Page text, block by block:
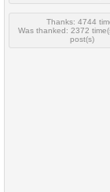
Thanks: 4744
Was thanked: 2372
post(s)